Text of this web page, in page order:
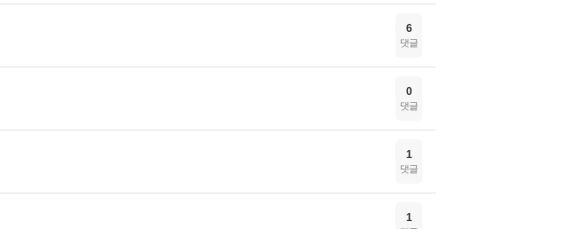
6
댓글
0
댓글
1
댓글
1